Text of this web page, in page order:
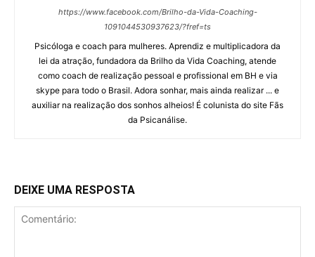
https://www.facebook.com/Brilho-da-Vida-Coaching-
1091044530937623/?fref=ts
Psicóloga e coach para mulheres. Aprendiz e multiplicadora da
lei da atração, fundadora da Brilho da Vida Coaching, atende
como coach de realização pessoal e profissional em BH e via
skype para todo o Brasil. Adora sonhar, mais ainda realizar ... e
auxiliar na realização dos sonhos alheios! É colunista do site Fãs
da Psicanálise.
DEIXE UMA RESPOSTA